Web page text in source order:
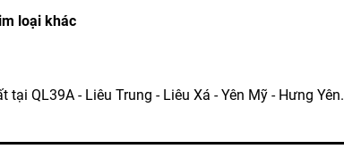
loại khác
QL39A - Liêu Trung - Liêu Xá - Yên Mỹ - Hưng Yên.